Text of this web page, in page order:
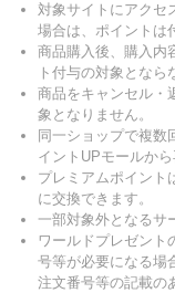
対象サイトにアクセ
場合は、ポイントは
商品購入後、購入内
ト付与の対象となら
商品をキャンセル・
象となりません。
同一ショップで複数
イントUPモールか
プレミアムポイント
に交換できます。
一部対象外となるサ
ワールドプレゼント
号等が必要になる場
注文番号等の記載の